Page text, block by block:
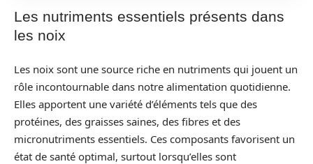
Les nutriments essentiels présents dans
les noix
Les noix sont une source riche en nutriments qui jouent un
rôle incontournable dans notre alimentation quotidienne.
Elles apportent une variété d’éléments tels que des
protéines, des graisses saines, des fibres et des
micronutriments essentiels. Ces composants favorisent un
état de santé optimal, surtout lorsqu’elles sont